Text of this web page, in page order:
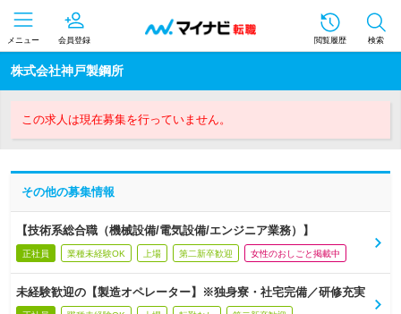
メニュー 会員登録 閲覧履歴 検索
株式会社神戸製鋼所
この求人は現在募集を行っていません。
その他の募集情報
【技術系総合職（機械設備/電気設備/エンジニア業務）】
正社員 業種未経験OK 上場 第二新卒歓迎 女性のおしごと掲載中
未経験歓迎の【製造オペレーター】※独身寮・社宅完備／研修充実